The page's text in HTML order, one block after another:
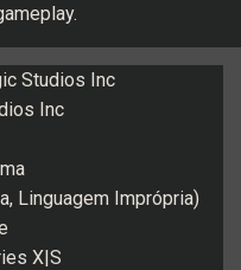
Studios Inc
Inc
Linguagem Imprópria)
X|S